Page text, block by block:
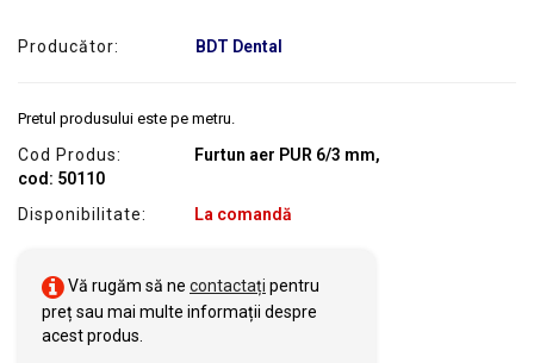
HAND
Producător: BDT Dental
Pretul produsului este pe metru.
Cod Produs:
Furtun aer PUR 6/3 mm,
cod: 50110
Disponibilitate:
La comandă
Vă rugăm să ne contactați pentru
preț sau mai multe informații despre
acest produs.